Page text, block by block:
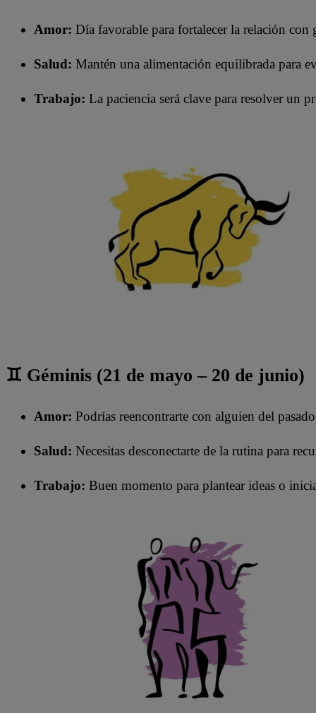
Amor: Día favorable para fortalecer la relación con
Salud: Mantén una alimentación equilibrada para
Trabajo: La paciencia será clave para resolver un
♊ Géminis (21 de mayo – 20 de junio)
Amor: Podrías reencontrarte con alguien del
Salud: Necesitas desconectarte de la rutina para
Trabajo: Buen momento para plantear ideas o